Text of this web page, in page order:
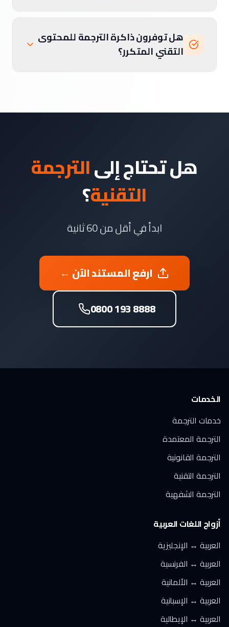
هل توفرون ذاكرة الترجمة للمحتوى
التقني المتكرر؟
هل تحتاج إلىالترجمة
التقنية؟
ابدأ في أقل من 60 ثانية
ارفع المستند الآن ←
0800 193 8888
الخدمات
خدمات الترجمة
الترجمة المعتمدة
الترجمة القانونية
الترجمة التقنية
الترجمة الشفهية
أزواج اللغات العربية
العربية ↔ الإنجليزية
العربية ↔ الفرنسية
العربية ↔ الألمانية
العربية ↔ الإسبانية
العربية ↔ الإيطالية